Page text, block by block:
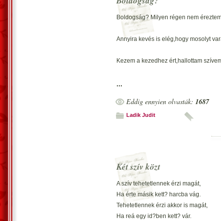
Csak azt az egyet,ha
Látsz egy hulló csillagot,ha felnézel az
Az a csillag én vagyok,aki kihunyt
Boldogság? Milyen régen nem
Annyira kevés is elég,hogy mosolyt
Kezem a kezedhez ért,hallottam
Ha csak rá gondolok is,könnyeimet
A boldogságtól?-tudom,hogy csak Te
...
Eddig ennyien olvasták: 1687
Ladik Judit
Két szív közt
A szív tehetetlennek érzi magát,
Ha érte másik kett? harcba vág.
Tehetetlennek érzi akkor is magát,
Ha reá egy id?ben kett? vár.